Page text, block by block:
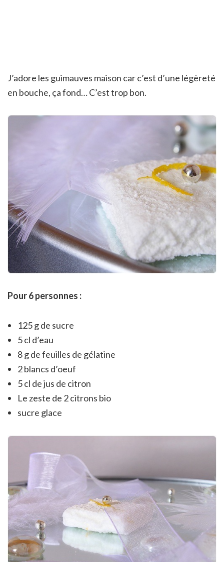
J’adore les guimauves maison car c’est d’une légèreté
en bouche, ça fond… C’est trop bon.
Pour 6 personnes :
125 g de sucre
5 cl d’eau
8 g de feuilles de gélatine
2 blancs d’oeuf
5 cl de jus de citron
Le zeste de 2 citrons bio
sucre glace